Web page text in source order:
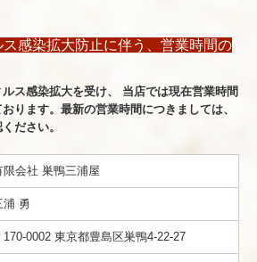
感染拡大防止に伴う、営業時間の
ス感染拡大を受け、 当店では現在営業時間
ります。最新の営業時間につきましては、
ださい。
限会社 巣鴨三浦屋
浦 勇
170-0002 東京都豊島区巣鴨4-22-27